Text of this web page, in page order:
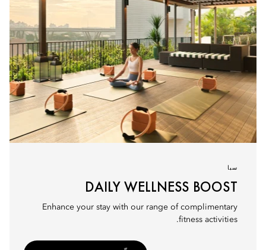
سبا
DAILY WELLNESS BOOST
Enhance your stay with our range of complimentary
fitness activities.